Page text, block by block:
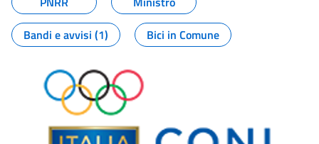
Bandi e avvisi (1)
Bici in Comune